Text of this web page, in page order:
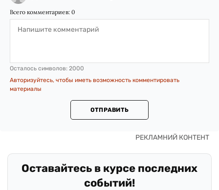
Всего комментариев: 0
Осталось символов: 2000
Авторизуйтесь, чтобы иметь возможность комментировать
материалы
ОТПРАВИТЬ
Оставайтесь в курсе последних
событий!